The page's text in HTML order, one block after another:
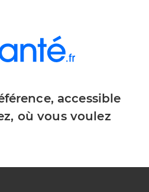
accessible
où vous voulez